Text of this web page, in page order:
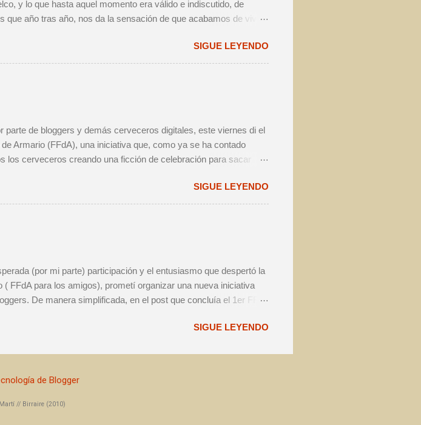
y lo que hasta aquel momento era válido e indiscutido, de
que año tras año, nos da la sensación de que acabamos de vivir
que 2012 será muy recordado entre los amantes de la
importante que personalmente estimo va a marcar la
que quiso ir, aún habiendo hospedado en total unas 10.000
SIGUE LEYENDO
parte de bloggers y demás cerveceros digitales, este viernes di el
Armario (FFdA), una iniciativa que, como ya se ha contado
los cerveceros creando una ficción de celebración para sacar
consumir en el día a día por tratarse, a nuestro juicio, de
mis cervezas elegidas, además de dejaros con la
un poco estilo De Molen. Finalmente, mi FFdA particular se
vez...". En este punto, y antes de pasar al análisis de mis c...
SIGUE LEYENDO
(por mi parte) participación y el entusiasmo que despertó la
( FFdA para los amigos), prometí organizar una nueva iniciativa
De manera simplificada, en el post que concluía el 1er FFdA
como #MCV2012 , que responde a las siglas de ( # para el
decidido reciclar recursos y utilizar la misma imagen que para el
la línea patillera tan propia de esta bitácora. PAUTAS
SIGUE LEYENDO
de Blogger
// Birraire (2010)